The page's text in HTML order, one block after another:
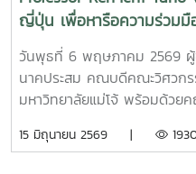
ญี่ปุ่น เพื่อหารือความร่วมมื
เปลี่ยนนักศึกษา
วันพุธที่ 6 พฤษภาคม 2569 ผู้
นาคประสม คณบดีคณะวิศวกร
มหาวิทยาลัยแม่โจ้ พร้อมด้วย
วิทยาศาสตร์การอาหาร หลัก
15 มิถุนายน 2569 |